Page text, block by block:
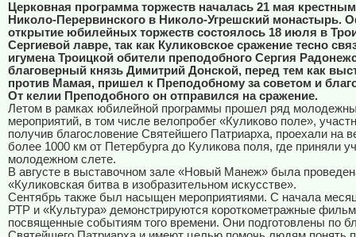
Церковная программа торжеств началась 21 мая
Николо-Перервинского в Николо-Угрешский монастырь.
открытие юбилейных торжеств состоялось 18 июля в
Сергиевой лавре, так как Куликовское сражение тесно
игумена Троицкой обители преподобного Сергия
благоверный князь Димитрий Донской, перед тем как
против Мамая, пришел к Преподобному за советом и
От келии Преподобного он отправился на сражение.
Летом в рамках юбилейной программы прошел ряд
мероприятий, в том числе велопробег «Куликово поле»,
получив благословение Святейшего Патриарха, проехали на
более 1000 км от Петербурга до Куликова поля, где приняли
молодежном слете.
В августе в выставочном зале «Новый Манеж» была
«Куликовская битва в изобразительном искусстве».
Сентябрь также был насыщен мероприятиями. С начала
РТР и «Культура» демонстрируются короткометражные
посвященные событиям того времени. Они подготовлены по